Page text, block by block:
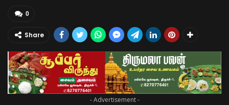
0
Share
- Advertisement -